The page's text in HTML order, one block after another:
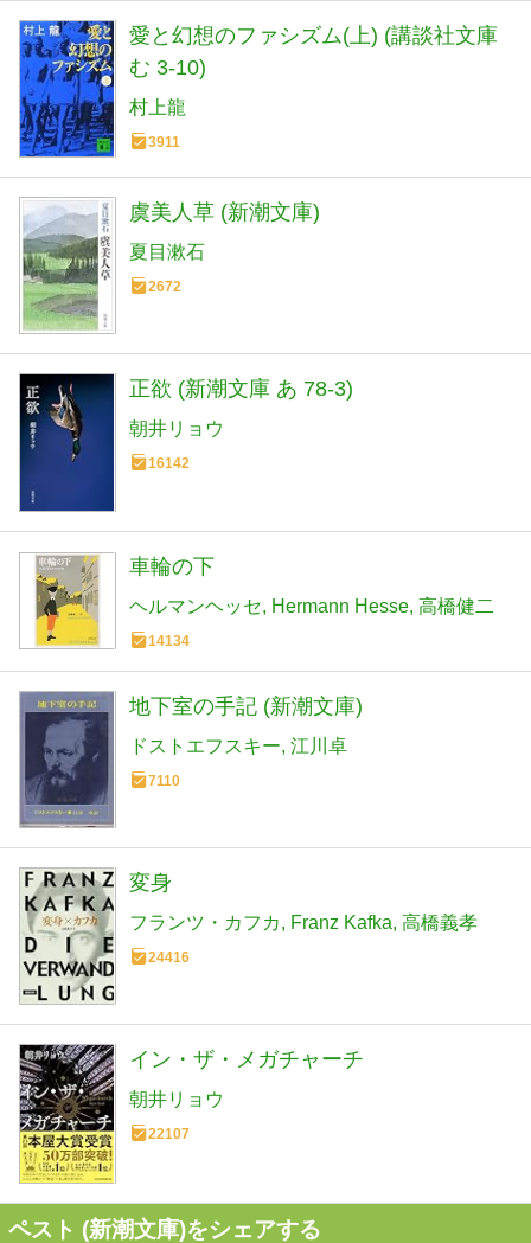
愛と幻想のファシズム(上) (講談社文庫
む 3-10)
村上龍
3911
虞美人草 (新潮文庫)
夏目漱石
2672
正欲 (新潮文庫 あ 78-3)
朝井リョウ
16142
車輪の下
ヘルマンヘッセ Hermann Hesse 高橋健二
14134
地下室の手記 (新潮文庫)
ドストエフスキー 江川卓
7110
変身
フランツ・カフカ Franz Kafka 高橋義孝
24416
イン・ザ・メガチャーチ
朝井リョウ
22107
ペスト (新潮文庫)をシェアする